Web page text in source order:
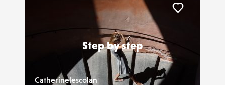
Step by step
Catherinelescolan